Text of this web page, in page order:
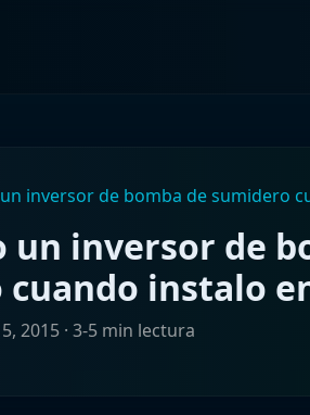
inversor de bomba de sumidero
un inversor de
instalo
2015 · 3-5 min lectura